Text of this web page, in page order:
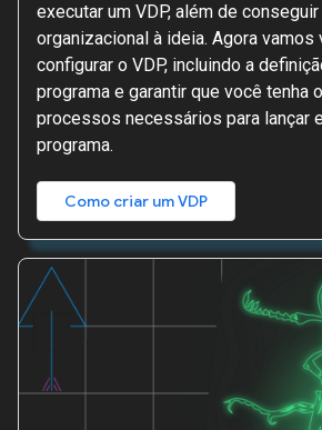
executar um VDP, além de
organizacional à ideia. Agora vamos
configurar o VDP, incluindo a
programa e garantir que você tenha
processos necessários para lançar
programa.
Como criar um VDP